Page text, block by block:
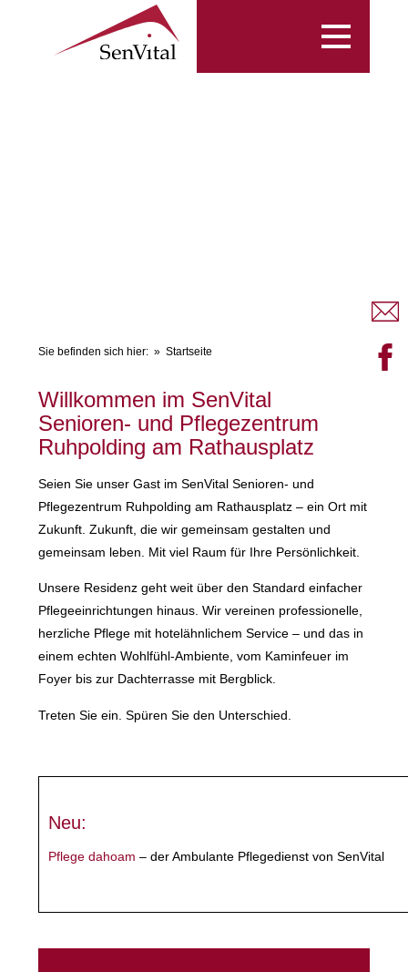
Toggle
Sie befinden sich hier: Startseite
Willkommen im SenVital
Senioren- und Pflegezentrum
Ruhpolding am Rathausplatz
Seien Sie unser Gast im SenVital Senioren- und
Pflegezentrum Ruhpolding am Rathausplatz – ein Ort mit
Zukunft. Zukunft, die wir gemeinsam gestalten und
gemeinsam leben. Mit viel Raum für Ihre Persönlichkeit.
Unsere Residenz geht weit über den Standard einfacher
Pflegeeinrichtungen hinaus. Wir vereinen professionelle,
herzliche Pflege mit hotelähnlichem Service – und das in
einem echten Wohlfühl-Ambiente, vom Kaminfeuer im
Foyer bis zur Dachterrasse mit Bergblick.
Treten Sie ein. Spüren Sie den Unterschied.
Neu:
Pflege dahoam – der Ambulante Pflegedienst von SenVital